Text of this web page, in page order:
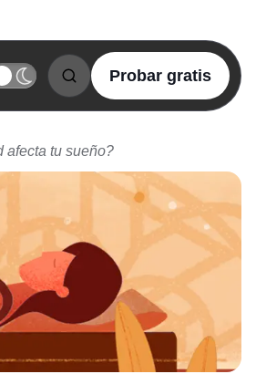
Probar gratis
afecta tu sueño?